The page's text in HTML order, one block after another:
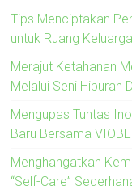
Tips Menciptakan
untuk Ruang Keluarga
Merajut Ketahanan
Melalui Seni Hiburan
Mengupas Tuntas
Baru Bersama
Menghangatkan
“Self-Care”